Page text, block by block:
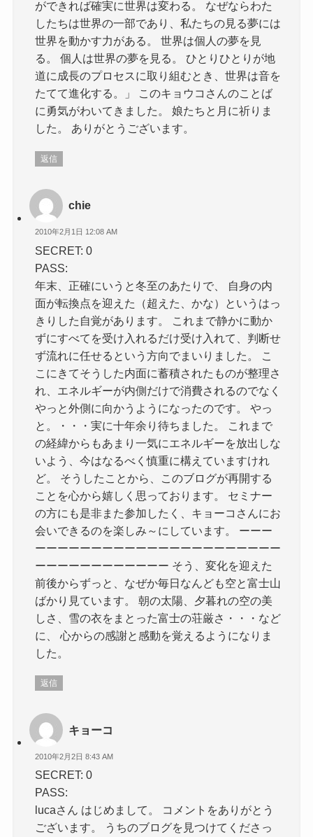
ができれば確実に世界は変わる。 なぜならわた
したちは世界の一部であり、私たちの見る夢には
世界を動かす力がある。 世界は個人の夢を見
る。 個人は世界の夢を見る。 ひとりひとりが地
道に成長のプロセスに取り組むとき、世界は音を
たてて進化する。」 このキョウコさんのことば
に勇気がわいてきました。 娘たちと月に祈りま
した。 ありがとうございます。
返信
chie
2010年2月1日 12:08 AM
SECRET: 0
PASS:
年末、正確にいうと冬至のあたりで、 自身の内
面が転換点を迎えた（超えた、かな）というはっ
きりした自覚があります。 これまで静かに動か
ずにすべてを受け入れるだけ受け入れて、判断せ
ず流れに任せるという方向でまいりました。 こ
こにきてそうした内面に蓄積されたものが整理さ
れ、エネルギーが内側だけで消費されるのでなく
やっと外側に向かうようになったのです。 やっ
と。・・・実に十年余り待ちました。 これまで
の経緯からもあまり一気にエネルギーを放出しな
いよう、今はなるべく慎重に構えていますけれ
ど。 そうしたことから、このブログが再開する
ことを心から嬉しく思っております。 セミナー
の方にも是非また参加したく、キョーコさんにお
会いできるのを楽しみ～にしています。 ーーー
ーーーーーーーーーーーーーーーーーーーーーー
ーーーーーーーーーーーー そう、変化を迎えた
前後からずっと、なぜか毎日なんども空と富士山
ばかり見ています。 朝の太陽、夕暮れの空の美
しさ、雪の衣をまとった富士の荘厳さ・・・など
に、 心からの感謝と感動を覚えるようになりま
した。
返信
キョーコ
2010年2月2日 8:43 AM
SECRET: 0
PASS:
lucaさん はじめまして。 コメントをありがとう
ございます。 うちのブログを見つけてくださっ